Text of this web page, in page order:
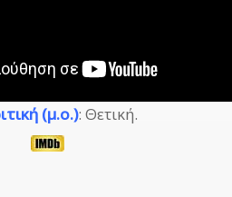
(μ.ο.): Θετική.